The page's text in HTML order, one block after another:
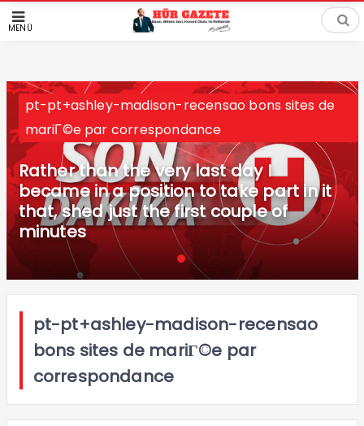
MENÜ
pt-pt+ashley-madison-recensao bons sites de
mariГ©e par correspondance
Rather than the very last day I
became in a position to take part in it
that, shed just the first couple of
minutes
pt-pt+ashley-madison-recensao
bons sites de mariГ©e par
correspondance